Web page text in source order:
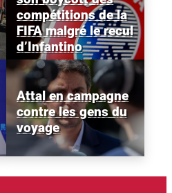
compétitions de la
FIFA malgré le recul
d’Infantino
Attal en campagne
contre les gens du
voyage